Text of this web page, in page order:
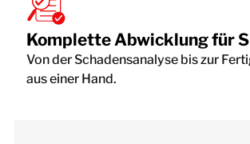
Komplette Abwicklung für
Von der Schadensanalyse bis zur
aus einer Hand.